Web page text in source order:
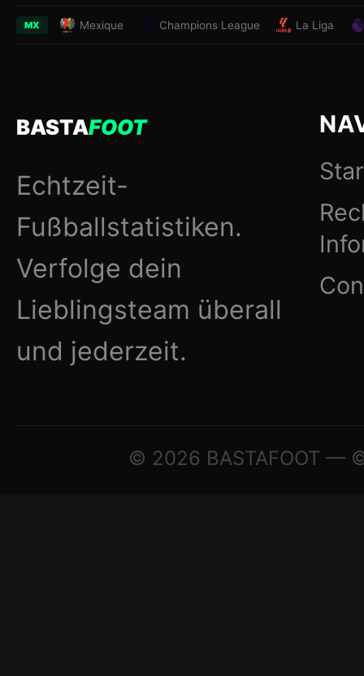
MX Mexique Champions League La Liga
BASTAFOOT
Echtzeit-
Fußballstatistiken.
Verfolge dein
Lieblingsteam überall
und jederzeit.
© 2026 BASTAFOOT —